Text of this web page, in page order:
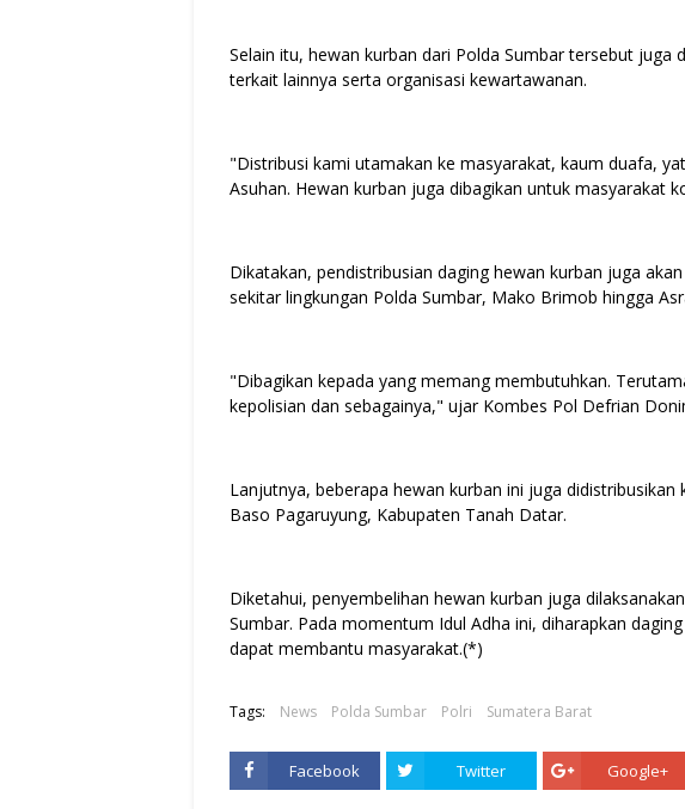
Selain itu, hewan kurban dari Polda Sumbar tersebut juga
terkait lainnya serta organisasi kewartawanan.
"Distribusi kami utamakan ke masyarakat, kaum duafa,
Asuhan. Hewan kurban juga dibagikan untuk masyarakat
Dikatakan, pendistribusian daging hewan kurban juga
sekitar lingkungan Polda Sumbar, Mako Brimob hingga
"Dibagikan kepada yang memang membutuhkan.
kepolisian dan sebagainya," ujar Kombes Pol Defrian
Lanjutnya, beberapa hewan kurban ini juga
Baso Pagaruyung, Kabupaten Tanah Datar.
Diketahui, penyembelihan hewan kurban juga
Sumbar. Pada momentum Idul Adha ini, diharapkan
dapat membantu masyarakat.(*)
Tags: News Polda Sumbar Polri Sumatera Barat
Facebook Twitter Google+